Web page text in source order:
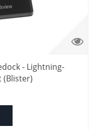
- Lightning-
(Blister)